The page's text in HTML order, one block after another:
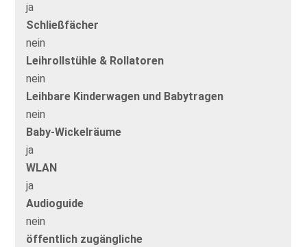
ja
Schließfächer
nein
Leihrollstühle & Rollatoren
nein
Leihbare Kinderwagen und Babytragen
nein
Baby-Wickelräume
ja
WLAN
ja
Audioguide
nein
öffentlich zugängliche